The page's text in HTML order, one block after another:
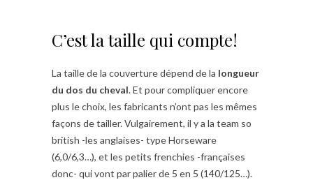
C’est la taille qui compte!
La taille de la couverture dépend de la longueur
du dos du cheval. Et pour compliquer encore
plus le choix, les fabricants n’ont pas les mêmes
façons de tailler. Vulgairement, il y a la team so
british -les anglaises- type Horseware
(6,0/6,3…), et les petits frenchies -françaises
donc- qui vont par palier de 5 en 5 (140/125…).